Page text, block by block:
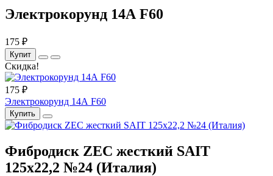
Электрокорунд 14А F60
175 ₽
Купит
Скидка!
175 ₽
Электрокорунд 14А F60
Купить
Фибродиск ZEC жесткий SAIT
125х22,2 №24 (Италия)